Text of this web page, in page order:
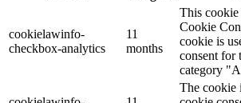
cookielawinfo-
checkbox-analytics
11
months
This cookie
Cookie
cookie is
consent for
category
The cookie